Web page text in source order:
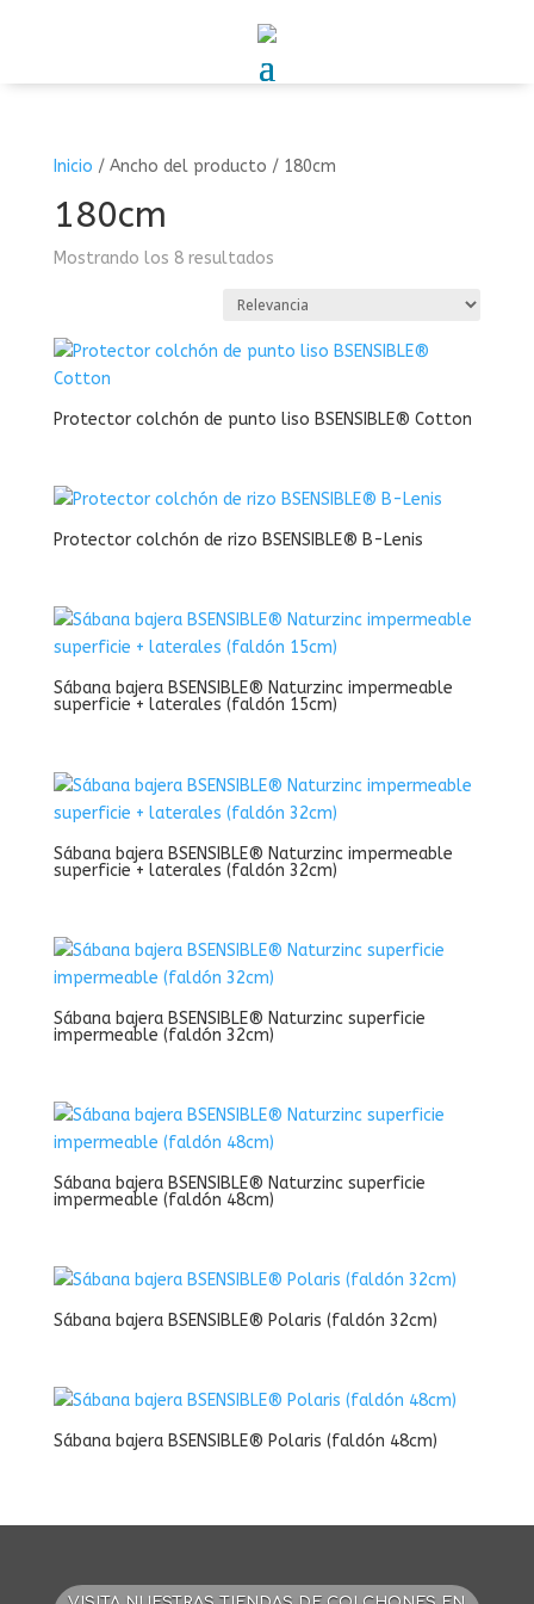
Inicio / Ancho del producto / 180cm
180cm
Mostrando los 8 resultados
Protector colchón de punto liso BSENSIBLE® Cotton
Protector colchón de rizo BSENSIBLE® B-Lenis
Sábana bajera BSENSIBLE® Naturzinc impermeable
superficie + laterales (faldón 15cm)
Sábana bajera BSENSIBLE® Naturzinc impermeable
superficie + laterales (faldón 32cm)
Sábana bajera BSENSIBLE® Naturzinc superficie
impermeable (faldón 32cm)
Sábana bajera BSENSIBLE® Naturzinc superficie
impermeable (faldón 48cm)
Sábana bajera BSENSIBLE® Polaris (faldón 32cm)
Sábana bajera BSENSIBLE® Polaris (faldón 48cm)